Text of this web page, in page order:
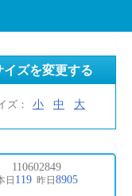
イズを変更する
ズ： 小 中 大